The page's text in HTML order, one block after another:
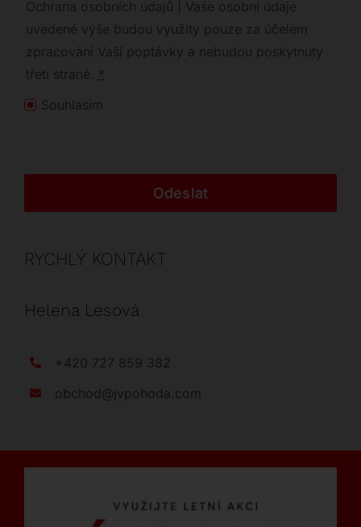
Ochrana osobních údajů | Vaše osobní údaje
uvedené výše budou využity pouze za účelem
zpracování Vaší poptávky a nebudou poskytnuty
třetí straně. *
Souhlasím
Odeslat
RYCHLÝ KONTAKT
Helena Lesová
+420 727 859 382
obchod@jvpohoda.com